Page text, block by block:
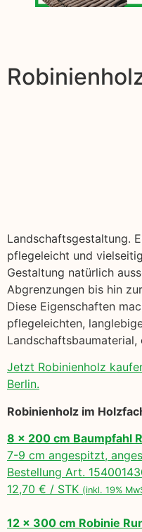
Landschaftsgestaltung.
pflegeleicht und
Gestaltung natürlich
Abgrenzungen bis hin
Diese Eigenschaften
pflegeleichten,
Jetzt Robinienholz
Berlin.
Robinienholz im
8 x 200 cm Baumpfahl
7-9 cm angespitzt,
Bestellung Art.
12,70 € / STK (inkl. 19%
12 x 300 cm Robinie